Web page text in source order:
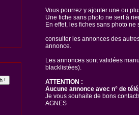
Vous pourrez y ajouter une ou
Une fiche sans photo ne sert à
En effet, les fiches sans photo
consulter les annonces des
annonce.
Les annonces sont validées
blacklistées).
ATTENTION :
Aucune annonce avec n° de
Je vous souhaite de bons
AGNES